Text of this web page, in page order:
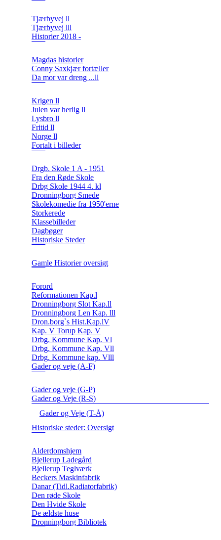
Tjærbyvej ll
Tjærbyvej lll
Historier 2018 -
Magdas historier
Conny Saxkjær fortæller
Da mor var dreng ...ll
Krigen ll
Julen var herlig ll
Lysbro ll
Fritid ll
Norge ll
Fortalt i billeder
Drgb. Skole 1 A - 1951
Fra den Røde Skole
Drbg Skole 1944 4. kl
Dronningborg Smede
Skolekomedie fra 1950'erne
Storkerede
Klassebilleder
Dagbøger
Historiske Steder
Gamle Historier oversigt
Forord
Reformationen Kap.l
Dronningborg Slot Kap.ll
Dronningborg Len Kap. lll
Dron.borg`s Hist.Kap.lV
Kap. V Torup Kap. V
Drbg. Kommune Kap. Vl
Drbg. Kommune Kap. Vll
Drbg. Kommune kap. Vlll
Gader og veje (A-F)
Gader og veje (G-P)
Gader og Veje (R-S)
Gader og Veje (T-Å)
Historiske steder: Oversigt
Alderdomshjem
Bjellerup Ladegård
Bjellerup Teglværk
Beckers Maskinfabrik
Danar (Tidl.Radiatorfabrik)
Den røde Skole
Den Hvide Skole
De ældste huse
Dronningborg Bibliotek